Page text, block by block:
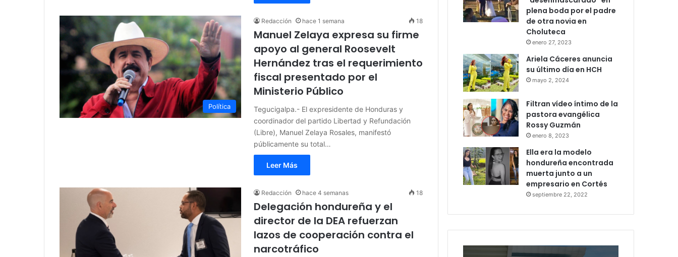
Política
Redacción hace 1 semana 18
Manuel Zelaya expresa su firme
apoyo al general Roosevelt
Hernández tras el requerimiento
fiscal presentado por el
Ministerio Público
Tegucigalpa.- El expresidente de Honduras y
coordinador del partido Libertad y Refundación
(Libre), Manuel Zelaya Rosales, manifestó
públicamente su total…
Leer Más
Redacción hace 4 semanas 18
Delegación hondureña y el
director de la DEA refuerzan
lazos de cooperación contra el
narcotráfico
plena boda por el padre
de otra novia en
Choluteca
enero 27, 2023
Ariela Cáceres anuncia
su último día en HCH
mayo 2, 2024
Filtran vídeo íntimo de la
pastora evangélica
Rossy Guzmán
enero 8, 2023
Ella era la modelo
hondureña encontrada
muerta junto a un
empresario en Cortés
septiembre 22, 2022